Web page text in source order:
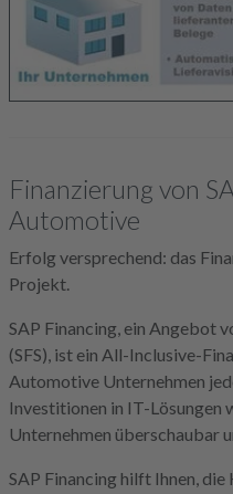
Finanzierung von
Automotive
Erfolg versprechend: das
Projekt.
SAP Financing, ein Angebot
(SFS), ist ein All-Inclusive-
Automotive Unternehmen
Investitionen in IT-Lösungen
Unternehmen überschaubar
SAP Financing hilft Ihnen,